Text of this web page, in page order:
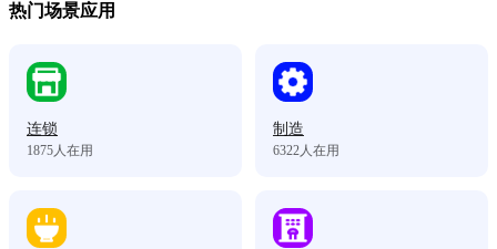
热门场景应用
连锁
1875人在用
制造
6322人在用